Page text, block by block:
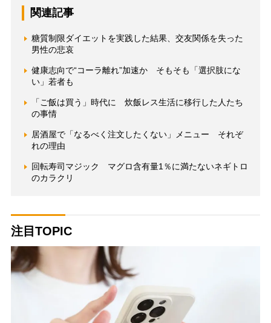
関連記事
糖質制限ダイエットを実践した結果、交友関係を失った
男性の悲哀
健康志向で“コーラ離れ”加速か そもそも「選択肢にな
い」若者も
「ご飯は買う」時代に 炊飯レス生活に移行した人たち
の事情
居酒屋で「なるべく注文したくない」メニュー それぞ
れの理由
回転寿司マジック マグロ含有量1％に満たないネギトロ
のカラクリ
注目TOPIC